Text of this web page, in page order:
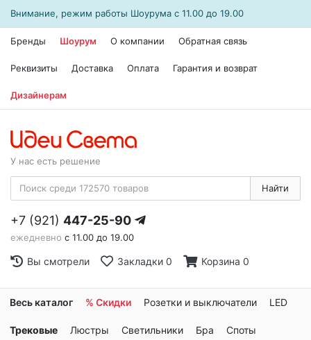
Внимание, режим работы Шоурума с 11.00 до 19.00
Бренды Шоурум О компании Обратная связь
Реквизиты Доставка Оплата Гарантия и возврат
Дизайнерам
У нас есть решение
Найти
+7 (921) 447-25-90
ежедневно с 11.00 до 19.00
Вы смотрели Закладки 0 Корзина 0
Весь каталог % Скидки Розетки и выключатели LED
Трековые Люстры Светильники Бра Споты